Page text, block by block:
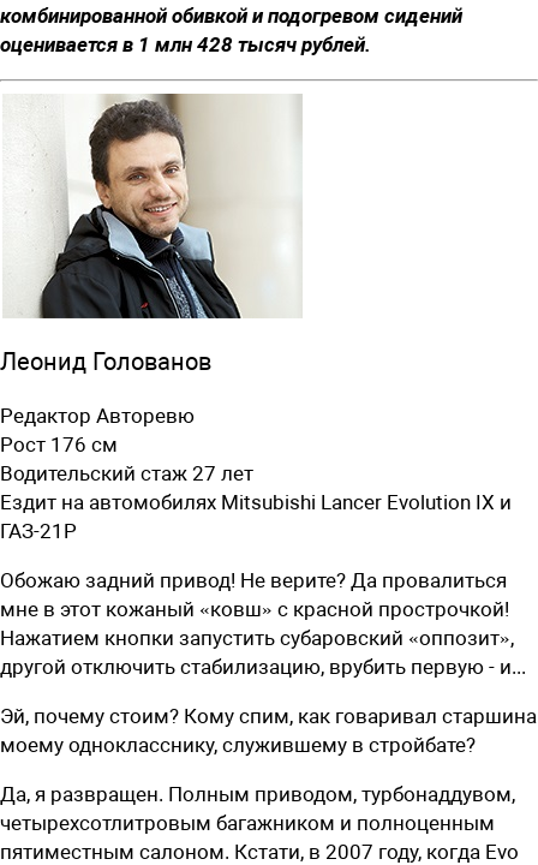
комбинированной обивкой и подогревом сидений
оценивается в 1 млн 428 тысяч рублей.
Леонид Голованов
Редактор Авторевю
Рост 176 см
Водительский стаж 27 лет
Ездит на автомобилях Mitsubishi Lancer Evolution IX и
ГАЗ-21Р
Обожаю задний привод! Не верите? Да провалиться
мне в этот кожаный «ковш» с красной прострочкой!
Нажатием кнопки запустить субаровский «оппозит»,
другой отключить стабилизацию, врубить первую - и...
Эй, почему стоим? Кому спим, как говаривал старшина
моему однокласснику, служившему в стройбате?
Да, я развращен. Полным приводом, турбонаддувом,
четырехсотлитровым багажником и полноценным
пятиместным салоном. Кстати, в 2007 году, когда Evo